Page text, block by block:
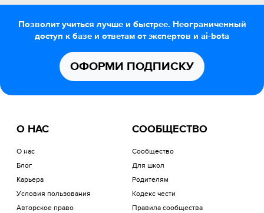
Позволит учиться лучше и быстрее. Неограниченный
доступ к базе и ответам от экспертов и ai-bota
ОФОРМИ ПОДПИСКУ
О НАС
О нас
Блог
Карьера
Условия пользования
Авторское право
СООБЩЕСТВО
Сообщество
Для школ
Родителям
Кодекс чести
Правила сообщества